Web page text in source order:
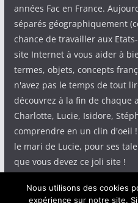
années Fac en France.
séparés géographiquement
chance de travailler aux
site Internet à vous aider à
termes, objets, concepts
n'avez pas le temps de tout
découvrez à la fin de chaque
Charlotte, Lucie, Isidore,
comprendre en un clin d'oeil
le mari de Lucie, pour ses
que vous devez ce joli site !
Nous utilisons des cookies
expérience sur notre site.